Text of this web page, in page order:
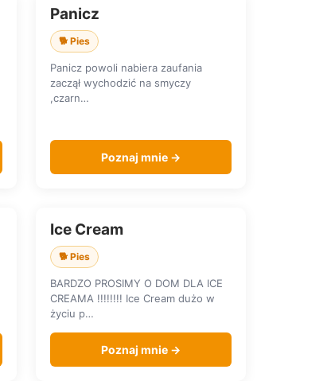
SZUKA DOMU
Panicz
🐕 Pies
Panicz powoli nabiera zaufania
zaczął wychodzić na smyczy
,czarn…
Poznaj mnie →
SZUKA DOMU
Ice Cream
🐕 Pies
BARDZO PROSIMY O DOM DLA ICE
CREAMA !!!!!!!! Ice Cream dużo w
życiu p…
Poznaj mnie →